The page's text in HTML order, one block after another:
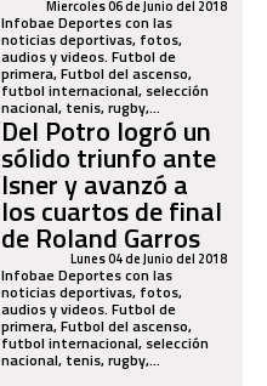
Miercoles 06 de Junio del 2018
Infobae Deportes con las
noticias deportivas, fotos,
audios y videos. Futbol de
primera, Futbol del ascenso,
futbol internacional, selección
nacional, tenis, rugby,...
Del Potro logró un
sólido triunfo ante
Isner y avanzó a
los cuartos de final
de Roland Garros
Lunes 04 de Junio del 2018
Infobae Deportes con las
noticias deportivas, fotos,
audios y videos. Futbol de
primera, Futbol del ascenso,
futbol internacional, selección
nacional, tenis, rugby,...